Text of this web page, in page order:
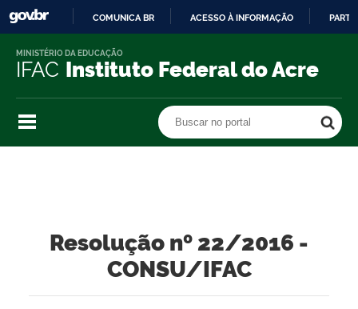
O
COMUNICA BR ACESSO À INFORMAÇÃO
IFAC Instituto Federal do Acre
MINISTÉRIO DA EDUCAÇÃO
Buscar no portal
Resolução nº 22/2016 -
CONSU/IFAC